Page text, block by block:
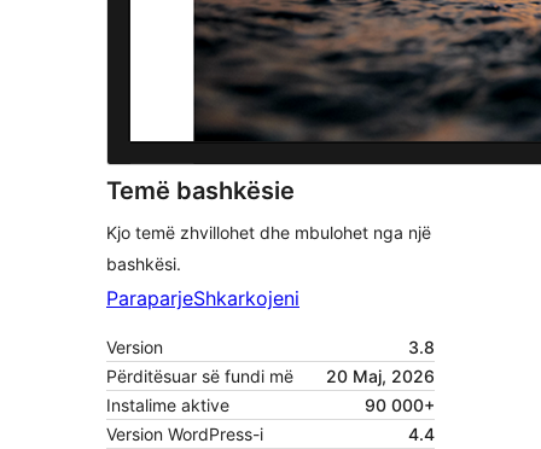
Temë bashkësie
Kjo temë zhvillohet dhe mbulohet nga një
bashkësi.
ParaparjeShkarkojeni
Version
3.8
Përditësuar së fundi më
20 Maj, 2026
Instalime aktive
90 000+
Version WordPress-i
4.4